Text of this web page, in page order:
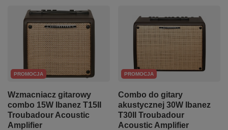
PROMOCJA
Wzmacniacz gitarowy
combo 15W Ibanez T15II
Troubadour Acoustic
Amplifier
PROMOCJA
Combo do gitary
akustycznej 30W Ibanez
T30II Troubadour
Acoustic Amplifier